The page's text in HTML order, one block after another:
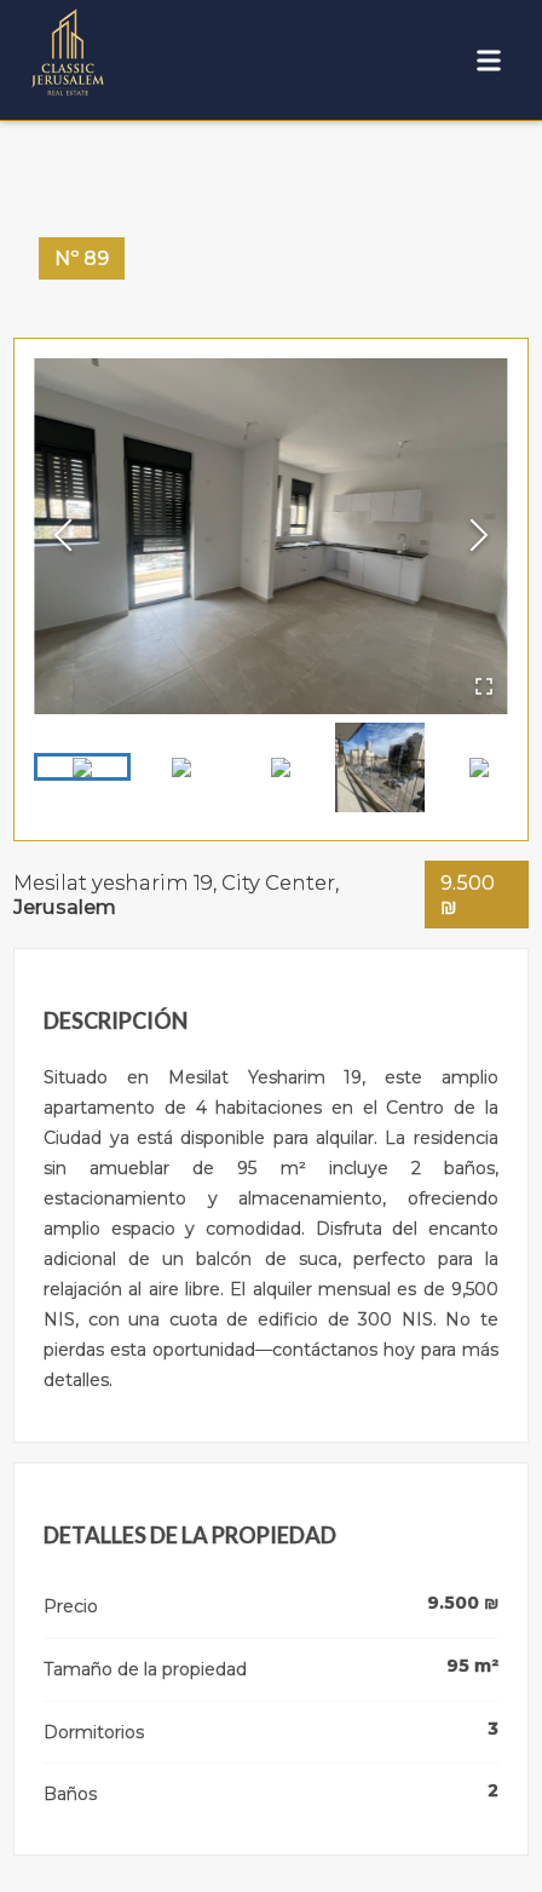
Nº 89
Mesilat yesharim 19, City Center,
Jerusalem
9.500
₪
DESCRIPCIÓN
Situado en Mesilat Yesharim 19, este amplio
apartamento de 4 habitaciones en el Centro de la
Ciudad ya está disponible para alquilar. La residencia
sin amueblar de 95 m² incluye 2 baños,
estacionamiento y almacenamiento, ofreciendo
amplio espacio y comodidad. Disfruta del encanto
adicional de un balcón de suca, perfecto para la
relajación al aire libre. El alquiler mensual es de 9,500
NIS, con una cuota de edificio de 300 NIS. No te
pierdas esta oportunidad—contáctanos hoy para más
detalles.
DETALLES DE LA PROPIEDAD
Precio 9.500₪
Tamaño de la propiedad 95 m²
Dormitorios 3
Baños 2